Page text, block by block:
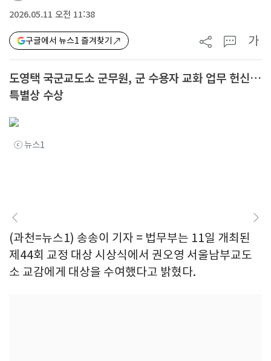
2026.05.11 오전 11:38
구글에서 뉴스1 즐겨찾기 가
도영택 국군교도소 군무원, 군 수용자 교화 업무 헌신…
특별상 수상
ⓒ 뉴스1
(과천=뉴스1) 송송이 기자 = 법무부는 11일 개최된
제44회 교정 대상 시상식에서 권오영 서울남부교도
소 교감에게 대상을 수여했다고 밝혔다.